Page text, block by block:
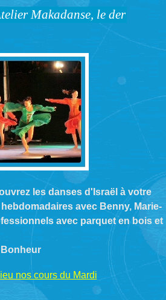
les danses d'Israël à votre
avec Benny, Marie-
avec parquet en bois et
nos cours du Mardi